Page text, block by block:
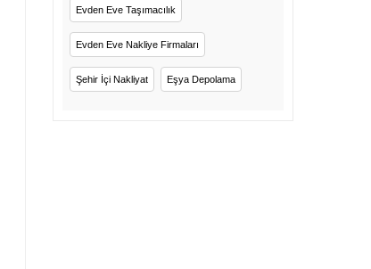
Evden Eve Taşımacılık
Evden Eve Nakliye Firmaları
Şehir İçi Nakliyat Eşya Depolama